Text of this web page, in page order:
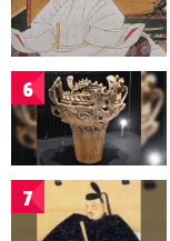
6
7